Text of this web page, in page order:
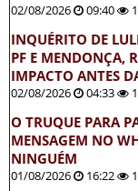
02/08/2026 09:40
INQUÉRITO DE
PF E MENDONÇA,
IMPACTO ANTES
02/08/2026 04:33
O TRUQUE PARA
MENSAGEM NO
NINGUÉM
01/08/2026 16:22